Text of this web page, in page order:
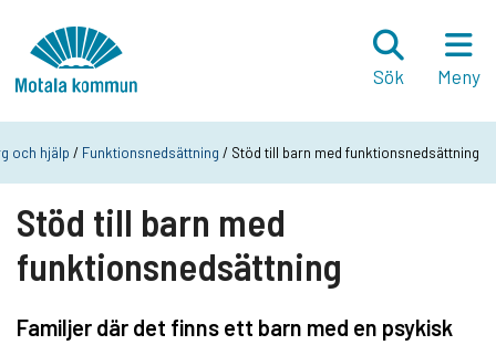
Sök
Meny
och hjälp / Funktionsnedsättning / Stöd till barn med funktionsnedsättning
Stöd till barn med
funktionsnedsättning
Familjer där det finns ett barn med en psykisk